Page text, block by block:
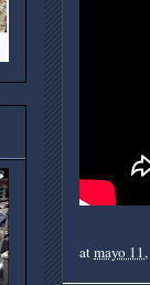
atmayo